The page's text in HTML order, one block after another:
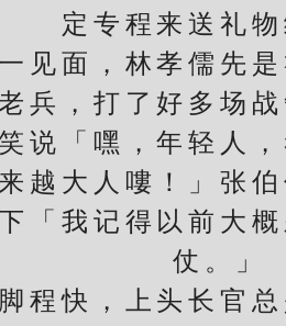
定专程来送礼物
面，林孝儒先是
，打了好多场战
笑说「嘿，年轻人，
大人嘍！」张伯
「我记得以前大
仗。」
快，上头长官总